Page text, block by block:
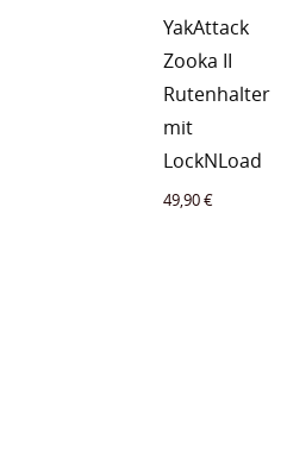
YakAttack
Zooka II
Rutenhalter
mit
LockNLoad
49,90€